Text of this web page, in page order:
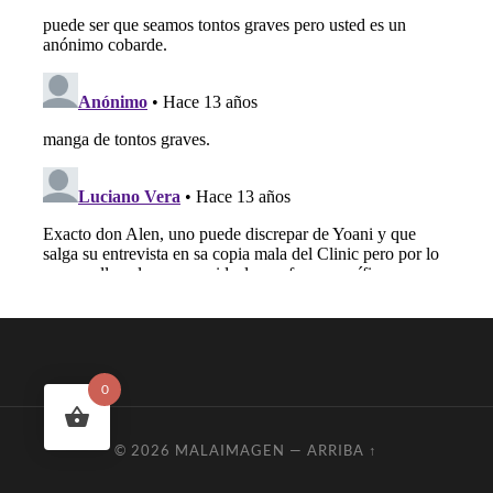
© 2026 MALAIMAGEN —ARRIBA ↑
0